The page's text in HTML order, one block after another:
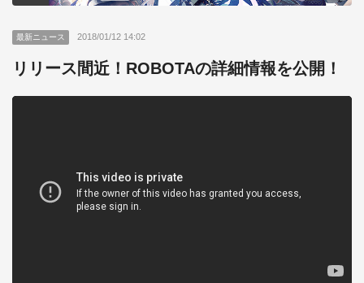
最新ニュース 2018/01/12 14:02
リリース間近！ROBOTAの詳細情報を公開！